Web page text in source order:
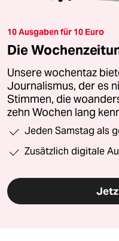
10 Ausgaben für 10 Euro
Die
Unsere wochentaz
Journalismus, der es
Stimmen, die
zehn Wochen lang
Jeden Samstag als
Zusätzlich digitale